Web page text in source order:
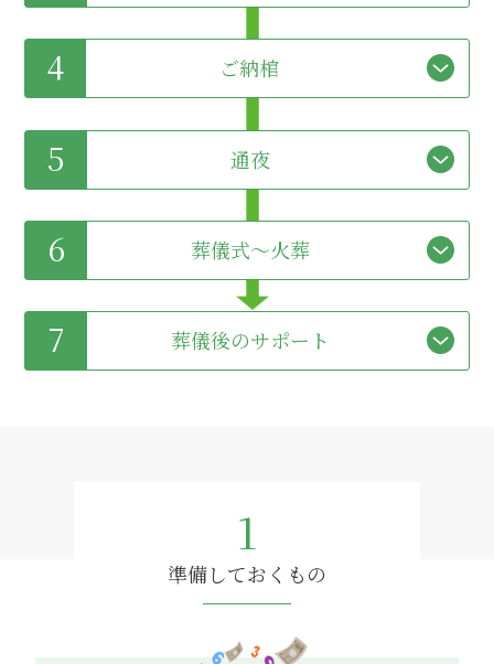
4 ご納棺
5 通夜
6 葬儀式～火葬
7 葬儀後のサポート
1
準備しておくもの